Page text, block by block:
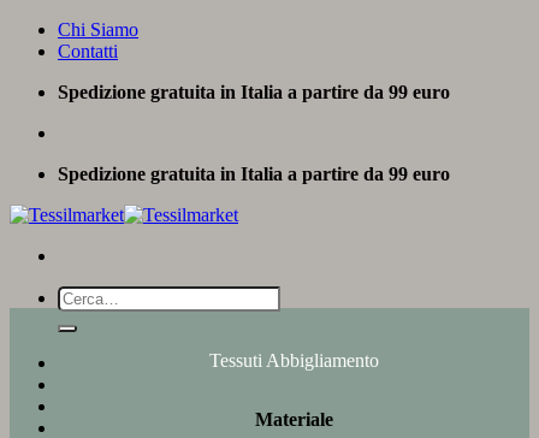
Salta
Chi Siamo
Contatti
Spedizione gratuita in Italia a partire da 99 euro
Spedizione gratuita in Italia a partire da 99 euro
Cerca:
Tessuti Abbigliamento
Materiale